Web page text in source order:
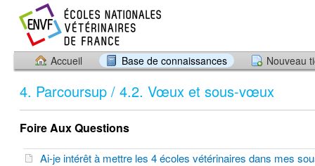
Accueil Base de connaissances Nouveau
4. Parcoursup / 4.2. Vœux et sous-vœux
Foire Aux Questions
Ai-je intérêt à mettre les 4 écoles vétérinaires dans mes